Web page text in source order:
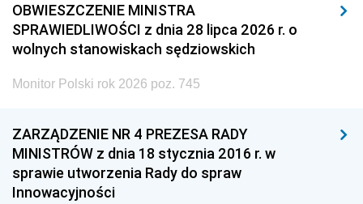
OBWIESZCZENIE MINISTRA
SPRAWIEDLIWOŚCI z dnia 28 lipca 2026 r. o
wolnych stanowiskach sędziowskich
Monitor Polski rok 2026 poz. 745
ZARZĄDZENIE NR 4 PREZESA RADY
MINISTRÓW z dnia 18 stycznia 2016 r. w
sprawie utworzenia Rady do spraw
Innowacyjności